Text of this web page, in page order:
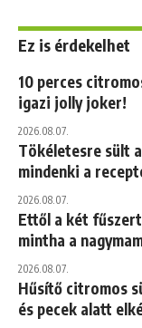
Ez is érdekelhet
10 perces
igazi jolly joker!
2026.08.07.
Tökéletesre sült
mindenki a
2026.08.07.
Ettől a két
mintha a
2026.08.07.
Hűsítő citromos
és pecek alatt